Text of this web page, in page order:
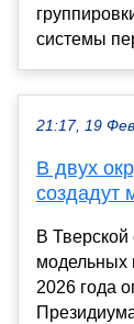
системы
21:17, 19 Фев
В двух
создадут
В Тверской
модельных
2026 года